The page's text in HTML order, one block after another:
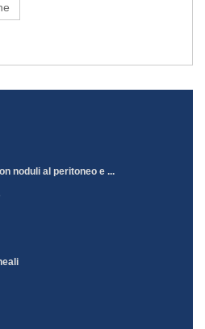
noduli al peritoneo e ...